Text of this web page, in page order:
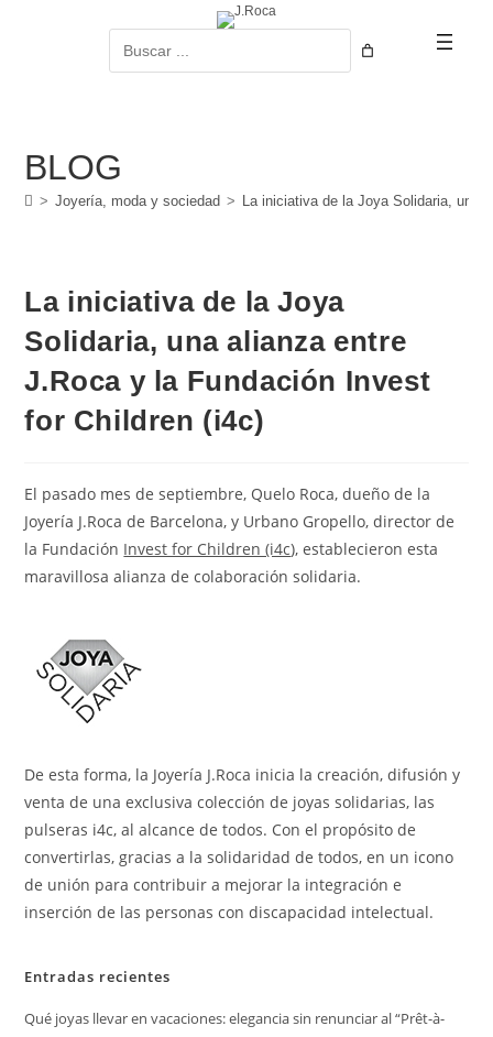
BLOG
> Joyería, moda y sociedad > La iniciativa de la Joya Solidaria, una
La iniciativa de la Joya
Solidaria, una alianza entre
J.Roca y la Fundación Invest
for Children (i4c)
El pasado mes de septiembre, Quelo Roca, dueño de la
Joyería J.Roca de Barcelona, y Urbano Gropello, director de
la Fundación Invest for Children (i4c), establecieron esta
maravillosa alianza de colaboración solidaria.
De esta forma, la Joyería J.Roca inicia la creación, difusión y
venta de una exclusiva colección de joyas solidarias, las
pulseras i4c, al alcance de todos. Con el propósito de
convertirlas, gracias a la solidaridad de todos, en un icono
de unión para contribuir a mejorar la integración e
inserción de las personas con discapacidad intelectual.
Entradas recientes
Qué joyas llevar en vacaciones: elegancia sin renunciar al “Prêt-à-